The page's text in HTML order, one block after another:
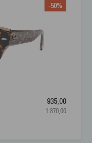
-50%
935,00
1 870,00